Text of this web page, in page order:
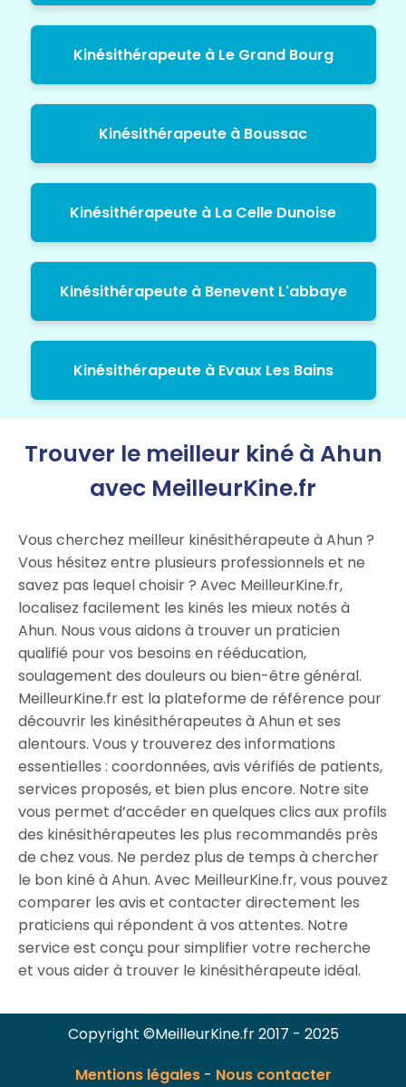
Kinésithérapeute à Le Grand Bourg
Kinésithérapeute à Boussac
Kinésithérapeute à La Celle Dunoise
Kinésithérapeute à Benevent L'abbaye
Kinésithérapeute à Evaux Les Bains
Trouver le meilleur kiné à Ahun
avec MeilleurKine.fr
Vous cherchez meilleur kinésithérapeute à Ahun ?
Vous hésitez entre plusieurs professionnels et ne
savez pas lequel choisir ? Avec MeilleurKine.fr,
localisez facilement les kinés les mieux notés à
Ahun. Nous vous aidons à trouver un praticien
qualifié pour vos besoins en rééducation,
soulagement des douleurs ou bien-être général.
MeilleurKine.fr est la plateforme de référence pour
découvrir les kinésithérapeutes à Ahun et ses
alentours. Vous y trouverez des informations
essentielles : coordonnées, avis vérifiés de patients,
services proposés, et bien plus encore. Notre site
vous permet d’accéder en quelques clics aux profils
des kinésithérapeutes les plus recommandés près
de chez vous. Ne perdez plus de temps à chercher
le bon kiné à Ahun. Avec MeilleurKine.fr, vous pouvez
comparer les avis et contacter directement les
praticiens qui répondent à vos attentes. Notre
service est conçu pour simplifier votre recherche
et vous aider à trouver le kinésithérapeute idéal.
Copyright ©MeilleurKine.fr 2017 - 2025
Mentions légales- Nous contacter